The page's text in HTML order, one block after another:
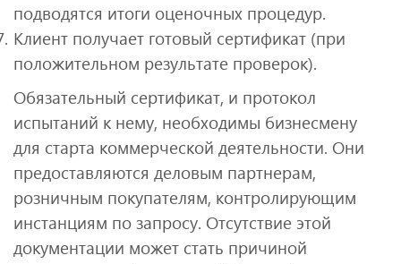
подводятся итоги оценочных процедур.
Клиент получает готовый сертификат (при
положительном результате проверок).
Обязательный сертификат, и протокол
испытаний к нему, необходимы бизнесмену
для старта коммерческой деятельности. Они
предоставляются деловым партнерам,
розничным покупателям, контролирующим
инстанциям по запросу. Отсутствие этой
документации может стать причиной